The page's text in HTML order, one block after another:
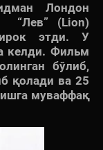
Лондон
“Лев” (Lion)
этди. У
келди. Фильм
бўлиб,
қолади ва 25
муваффақ